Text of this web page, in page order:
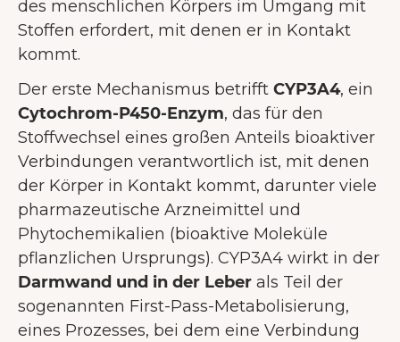
des menschlichen Körpers im Umgang mit
Stoffen erfordert, mit denen er in Kontakt
kommt.
Der erste Mechanismus betrifft CYP3A4, ein
Cytochrom-P450-Enzym, das für den
Stoffwechsel eines großen Anteils bioaktiver
Verbindungen verantwortlich ist, mit denen
der Körper in Kontakt kommt, darunter viele
pharmazeutische Arzneimittel und
Phytochemikalien (bioaktive Moleküle
pflanzlichen Ursprungs). CYP3A4 wirkt in der
Darmwand und in der Leber als Teil der
sogenannten First-Pass-Metabolisierung,
eines Prozesses, bei dem eine Verbindung